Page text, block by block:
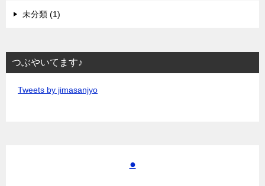
未分類 (1)
つぶやいてます♪
Tweets by jimasanjyo
●